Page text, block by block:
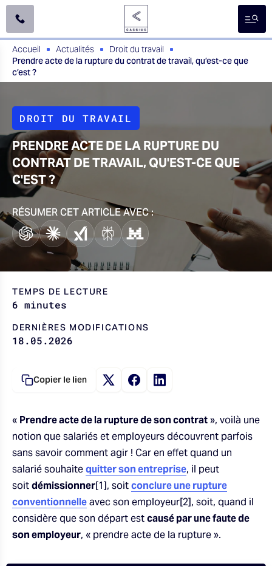
e
r
e
u
c
o
n
t
n
Accueil Actualités
Droit du travail
Prendre acte de la rupture du contrat de travail, qu’est-ce que
c’est ?
DROIT DU TRAVAIL
PRENDRE ACTE DE LA RUPTURE DU
CONTRAT DE TRAVAIL, QU'EST-CE QUE
C'EST ?
RÉSUMER CET ARTICLE AVEC :
TEMPS DE LECTURE
6 minutes
DERNIÈRES MODIFICATIONS
18.05.2026
Copier le lien
« Prendre acte de la rupture de son contrat», voilà une
notion que salariés et employeurs découvrent parfois
sans savoir comment agir ! Car en effet quand un
salarié souhaitequitter son entreprise, il peut
soitdémissionner[1], soitconclure une rupture
conventionnelleavec son employeur[2], soit, quand il
considère que son départ estcausé par une faute de
son employeur, « prendre acte de la rupture ».